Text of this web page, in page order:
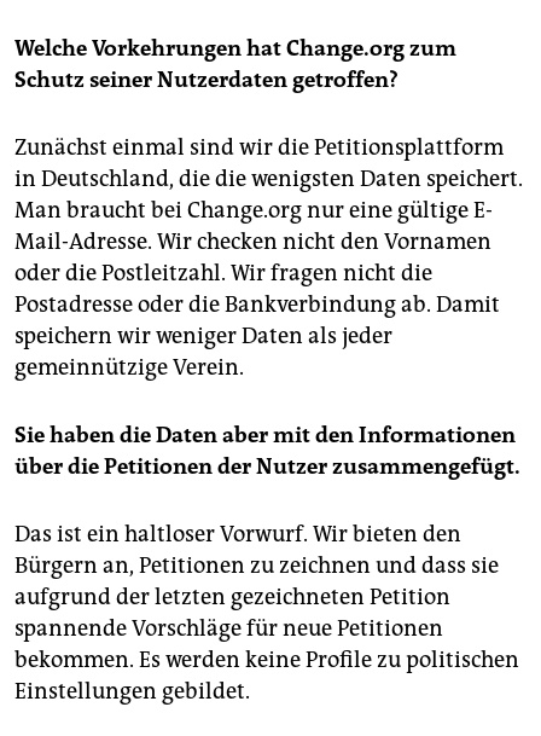
Welche Vorkehrungen hat Change.org zum
Schutz seiner Nutzerdaten getroffen?
Zunächst einmal sind wir die Petitionsplattform
in Deutschland, die die wenigsten Daten speichert.
Man braucht bei Change.org nur eine gültige E-
Mail-Adresse. Wir checken nicht den Vornamen
oder die Postleitzahl. Wir fragen nicht die
Postadresse oder die Bankverbindung ab. Damit
speichern wir weniger Daten als jeder
gemeinnützige Verein.
Sie haben die Daten aber mit den Informationen
über die Petitionen der Nutzer zusammengefügt.
Das ist ein haltloser Vorwurf. Wir bieten den
Bürgern an, Petitionen zu zeichnen und dass sie
aufgrund der letzten gezeichneten Petition
spannende Vorschläge für neue Petitionen
bekommen. Es werden keine Profile zu politischen
Einstellungen gebildet.